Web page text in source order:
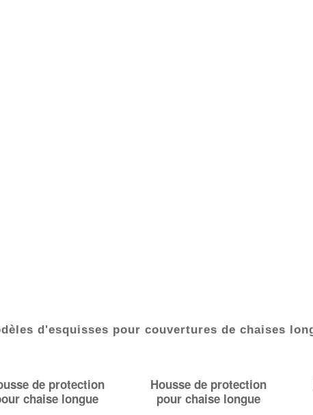
d'esquisses pour couvertures de chaises
de protection
chaise longue
Housse de protection
pour chaise longue